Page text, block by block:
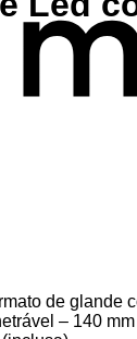
de
– 140 mm